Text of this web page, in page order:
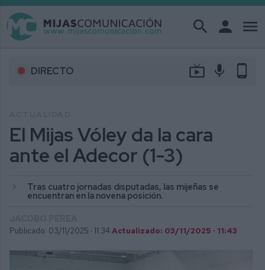
search person menu
DIRECTO live_tv mic phone_android
El Mijas Vóley da la cara
ante el Adecor (1-3)
Tras cuatro jornadas disputadas, las mijeñas se
encuentran en la novena posición.
Publicado: 03/11/2025 · 11:34 Actualizado: 03/11/2025 · 11:43